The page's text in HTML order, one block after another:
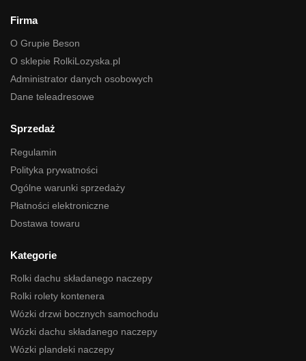
Firma
O Grupie Beson
O sklepie RolkiLozyska.pl
Administrator danych osobowych
Dane teleadresowe
Sprzedaż
Regulamin
Polityka prywatności
Ogólne warunki sprzedaży
Płatności elektroniczne
Dostawa towaru
Kategorie
Rolki dachu składanego naczepy
Rolki rolety kontenera
Wózki drzwi bocznych samochodu
Wózki dachu składanego naczepy
Wózki plandeki naczepy